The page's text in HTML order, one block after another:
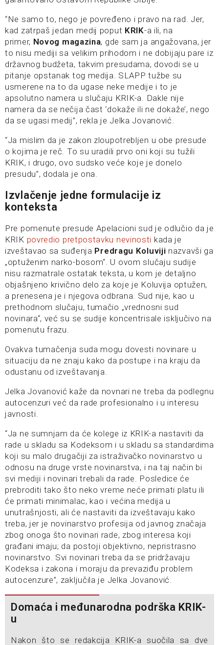
“Ne samo to, nego je povređeno i pravo na rad. Jer,
kad zatrpaš jedan medij poput KRIK-a ili, na
primer, Novog magazina, gde sam ja angažovana, jer
to nisu mediji sa velikim prihodom i ne dobijaju pare iz
državnog budžeta, takvim presudama, dovodi se u
pitanje opstanak tog medija. SLAPP tužbe su
usmerene na to da ugase neke medije i to je
apsolutno namera u slučaju KRIK-a. Dakle nije
namera da se nečija čast ‘dokaže ili ne dokaže’, nego
da se ugasi medij”, rekla je Jelka Jovanović.
“Ja mislim da je zakon zloupotrebljen u obe presude
o kojima je reč. To su uradili prvo oni koji su tužili
KRIK, i drugo, ovo sudsko veće koje je donelo
presudu”, dodala je ona.
Izvlačenje jedne formulacije iz
konteksta
Pre pomenute presude Apelacioni sud je odlučio da je
KRIK povredio pretpostavku nevinosti kada je
izveštavao sa suđenja Predragu Koluviji nazvavši ga
„optuženim narko-bosom“. U ovom slučaju sudije
nisu razmatrale ostatak teksta, u kom je detaljno
objašnjeno krivično delo za koje je Koluvija optužen,
a prenesena je i njegova odbrana. Sud nije, kao u
prethodnom slučaju, tumačio „vrednosni sud
novinara“, već su se sudije koncentrisale isključivo na
pomenutu frazu.
Ovakva tumačenja suda mogu dovesti novinare u
situaciju da ne znaju kako da postupe i na kraju da
odustanu od izveštavanja.
Jelka Jovanović kaže da novnari ne treba da podlegnu
autocenzuri već da rade profesionalno i u interesu
javnosti.
“Ja ne sumnjam da će kolege iz KRIK-a nastaviti da
rade u skladu sa Kodeksom i u skladu sa standardima
koji su malo drugačiji za istraživačko novinarstvo u
odnosu na druge vrste novinarstva, i na taj način bi
svi mediji i novinari trebali da rade. Posledice će
prebroditi tako što neko vreme neće primati platu ili
će primati minimalac, kao i većina medija u
unutrašnjosti, ali će nastaviti da izveštavaju kako
treba, jer je novinarstvo profesija od javnog značaja
zbog onoga što novinari rade, zbog interesa koji
građani imaju; da postoji objektivno, nepristrasno
novinarstvo. Svi novinari treba da se pridržavaju
Kodeksa i zakona i moraju da prevaziđu problem
autocenzure”, zaključila je Jelka Jovanović.
Domaća i međunarodna podrška KRIK-
u
Nakon što se redakcija KRIK-a suočila sa dve